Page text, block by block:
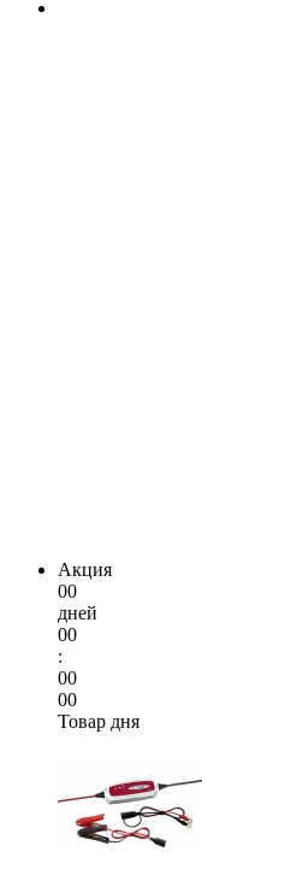
Акция
00
дней
00
:
00
00
Товар дня